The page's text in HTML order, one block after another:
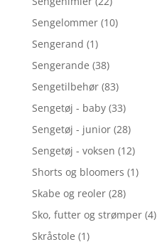
Sengelommer (10)
Sengerand (1)
Sengerande (38)
Sengetilbehør (83)
Sengetøj - baby (33)
Sengetøj - junior (28)
Sengetøj - voksen (12)
Shorts og bloomers (1)
Skabe og reoler (28)
Sko, futter og strømper (4)
Skråstole (1)